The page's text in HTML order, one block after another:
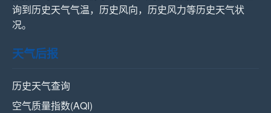
询到历史天气气温，历史风向，历史风力等历史天气状
况。
天气后报
历史天气查询
空气质量指数(AQI)